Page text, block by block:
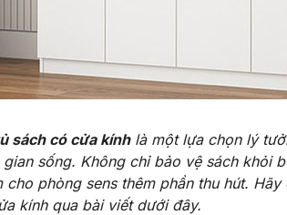
sách có cửa kínhlà một lựa chọn lý
sống. Không chỉ bảo vệ sách khỏi
cho phòng sens thêm phần thu hút.
kính qua bài viết dưới đây.